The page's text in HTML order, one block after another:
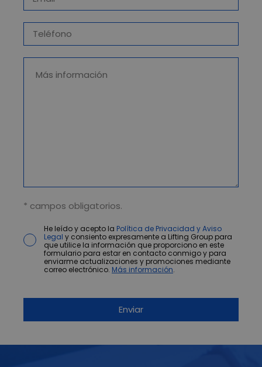
* campos obligatorios.
He leído y acepto la Política de Privacidad y Aviso
Legal y consiento expresamente a Lifting Group para
que utilice la información que proporciono en este
formulario para estar en contacto conmigo y para
enviarme actualizaciones y promociones mediante
correo electrónico. Más información.